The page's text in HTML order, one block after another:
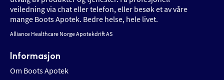
veiledning via chat eller telefon, eller besøk et av våre
mange Boots Apotek. Bedre helse, hele livet.
Alliance Healthcare Norge Apotekdrift AS
Informasjon
Om Boots Apotek